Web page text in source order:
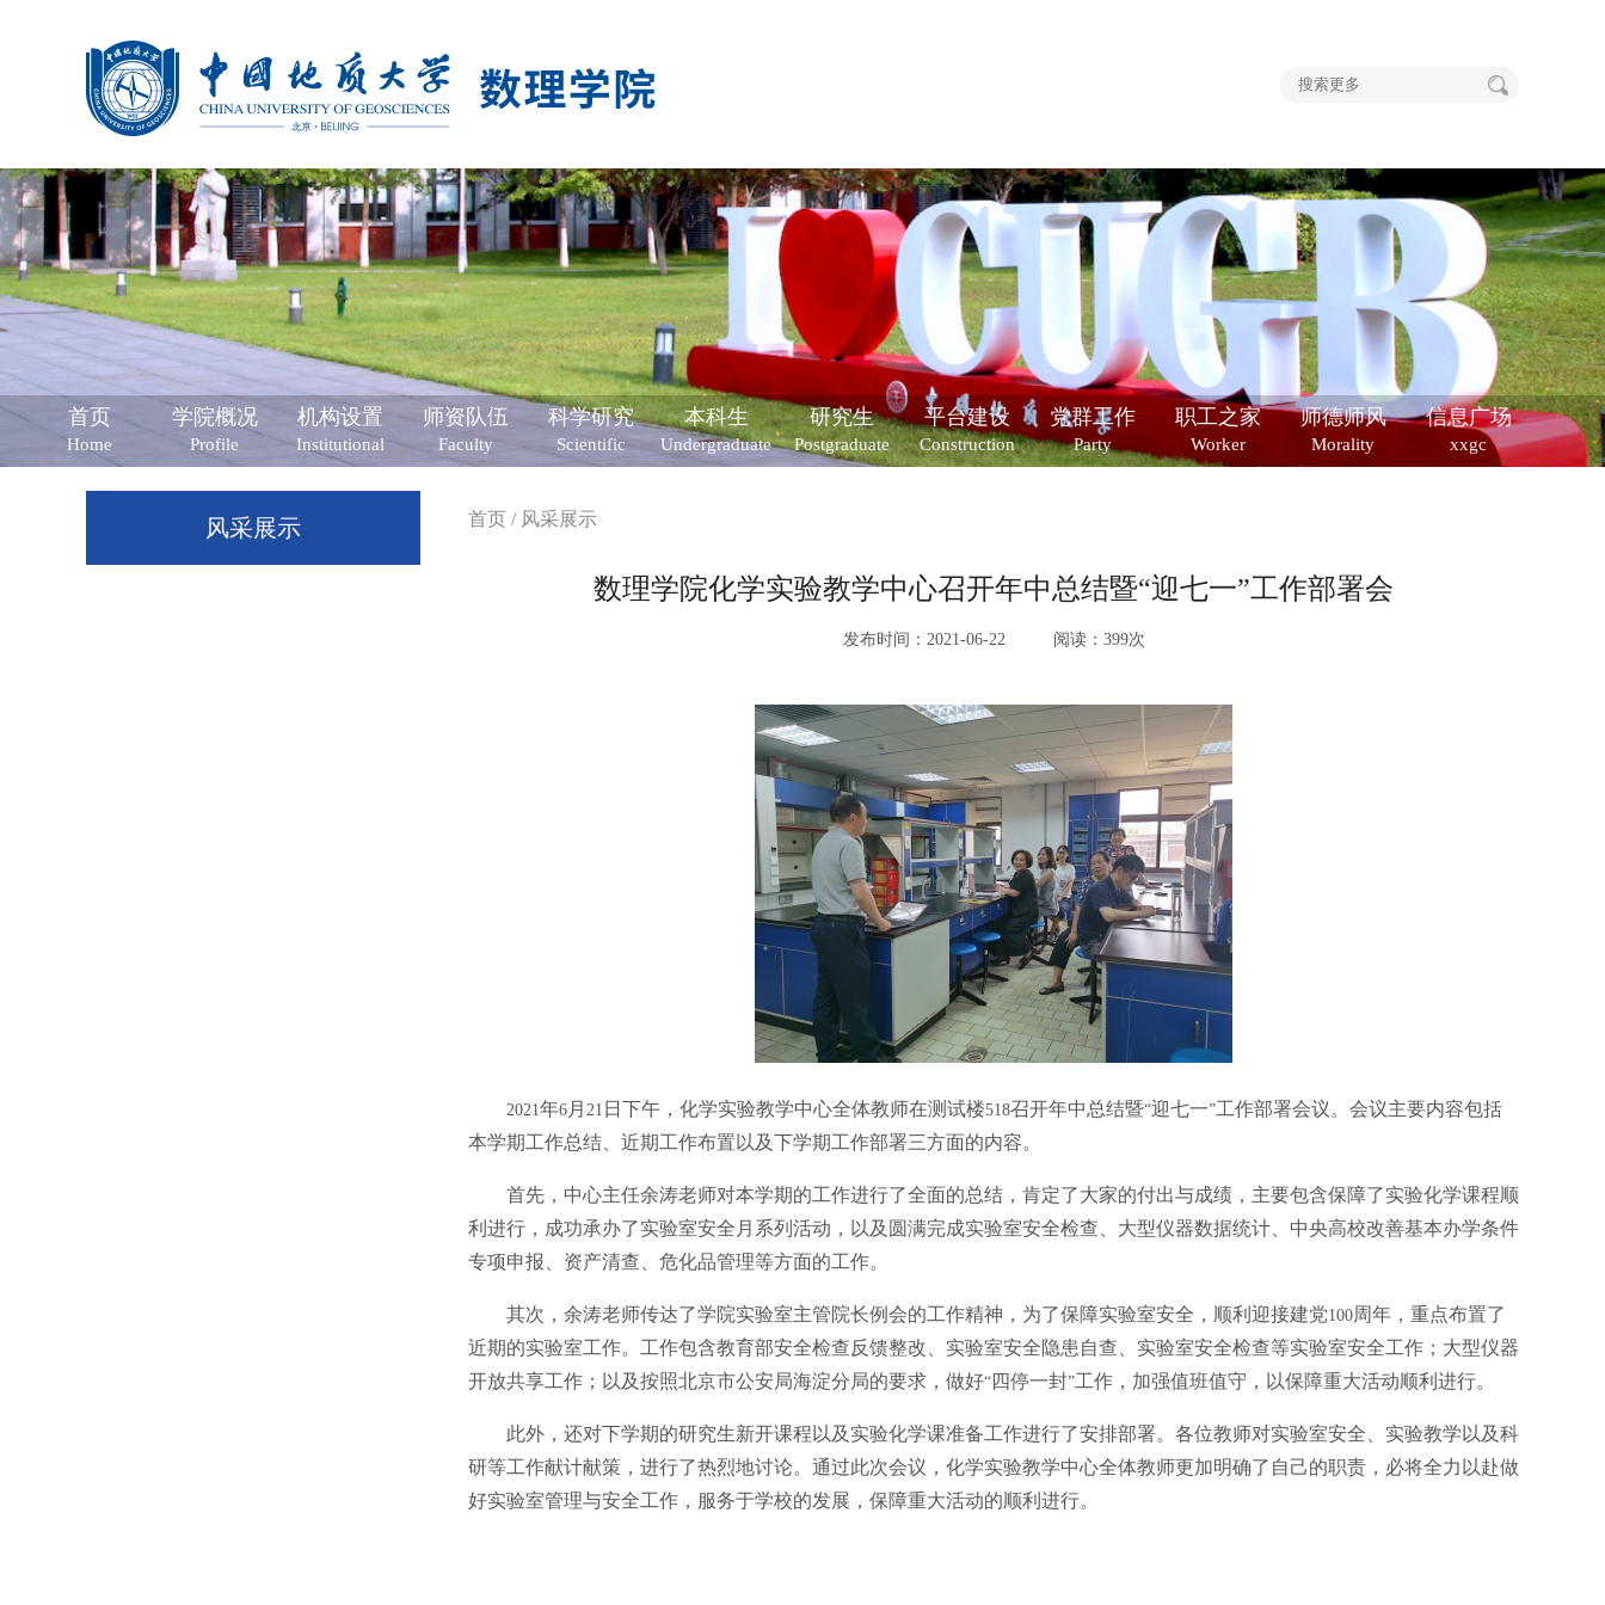
首页
Home
学院概况
Profile
机构设置
Institutional
师资队伍
Faculty
科学研究
Scientific
本科生
Undergraduate
研究生
Postgraduate
平台建设
Construction
党群工作
Party
职工之家
Worker
师德师风
Morality
信息广场
xxgc
风采展示 首页 / 风采展示
数理学院化学实验教学中心召开年中总结暨“迎七一”工作部署会
发布时间：2021-06-22 阅读： 399次
2021年6 月 21 日下午，化学实验教学中心全体教师在测试楼518召开年中总结暨“迎七一”工作部署会议。会议主要内容包括
本学期工作总结、近期工作布置以及下学期工作部署三方面的内容。
首先，中心主任余涛老师对本学期的工作进行了全面的总结，肯定了大家的付出与成绩，主要包含保障了实验化学课程顺
利进行，成功承办了实验室安全月系列活动，以及圆满完成实验室安全检查、大型仪器数据统计、中央高校改善基本办学条件
专项申报、资产清查、危化品管理等方面的工作。
其次，余涛老师传达了学院实验室主管院长例会的工作精神，为了保障实验室安全，顺利迎接建党100周年，重点布置了
近期的实验室工作。工作包含教育部安全检查反馈整改、实验室安全隐患自查、实验室安全检查等实验室安全工作；大型仪器
开放共享工作；以及按照北京市公安局海淀分局的要求，做好“ 四停一封”工作，加强值班值守，以保障重大活动顺利进行。
此外，还对下学期的研究生新开课程以及实验化学课准备工作进行了安排部署。各位教师对实验室安全、实验教学以及科
研等工作献计献策，进行了热烈地讨论。通过此次会议，化学实验教学中心全体教师更加明确了自己的职责，必将全力以赴做
好实验室管理与安全工作，服务于学校的发展，保障重大活动的顺利进行。